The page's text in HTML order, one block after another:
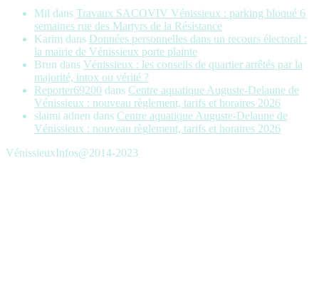
Mil dans Travaux SACOVIV Vénissieux : parking bloqué 6
semaines rue des Martyrs de la Résistance
Karim dans Données personnelles dans un recours électoral :
la mairie de Vénissieux porte plainte
Brun dans Vénissieux : les conseils de quartier arrêtés par la
majorité, intox ou vérité ?
Reporter69200 dans Centre aquatique Auguste-Delaune de
Vénissieux : nouveau règlement, tarifs et horaires 2026
slaimi adnen dans Centre aquatique Auguste-Delaune de
Vénissieux : nouveau règlement, tarifs et horaires 2026
VénissieuxInfos@2014-2023